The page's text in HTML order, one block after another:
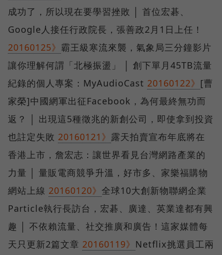
成功了，所以現在要學習挫敗 │ 首位宏碁、
Google人接任行政院長，張善政2月1日上任！
20160125》 霸王級寒流來襲，氣象局三分鐘影片
讓你理解何謂「北極振盪」 │ 創下單月45TB流量
紀錄的個人專案：MyAudioCast 20160122》 [曹
家榮]中國網軍出征Facebook，為何最終無功而
返？ │ 出現這5種徵兆的新創公司，即使拿到投資
也註定失敗 20160121》 露天拍賣宣布年底將在
香港上市，詹宏志：讓世界看見台灣網路產業的
力量 │ 量販電商競爭升溫，好市多、家樂福購物
網站上線 20160120》 全球10大創新物聯網企業
Particle執行長訪台，宏碁、廣達、英業達都有興
趣 │ 不依賴流量、社交推廣和廣告！這家媒體每
天只更新2篇文章 20160119》 Netflix挑選員工兩